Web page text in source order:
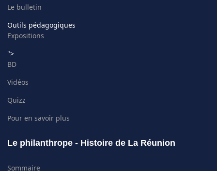
Le bulletin
Outils pédagogiques
Expositions
">
BD
Vidéos
Quizz
Pour en savoir plus
Le philanthrope - Histoire de La Réunion
Sommaire